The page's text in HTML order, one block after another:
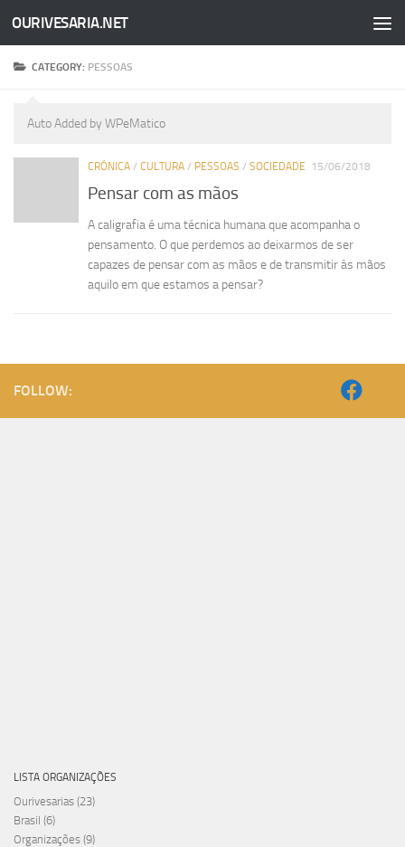
Skip to content
OURIVESARIA.NET
CATEGORY: PESSOAS
Auto Added by WPeMatico
CRÓNICA / CULTURA / PESSOAS / SOCIEDADE 15/06/2018
Pensar com as mãos
A caligrafia é uma técnica humana que acompanha o
pensamento. O que perdemos ao deixarmos de ser
capazes de pensar com as mãos e de transmitir às mãos
aquilo em que estamos a pensar?
FOLLOW:
LISTA ORGANIZAÇÕES
Ourivesarias (23)
Brasil (6)
Organizações (9)